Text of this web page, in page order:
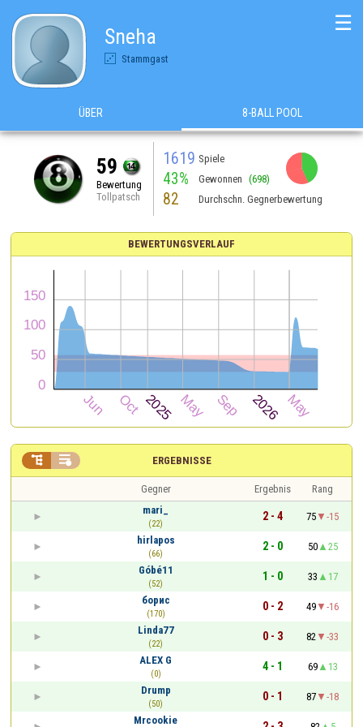
Sneha
Stammgast
☰
ÜBER 8-BALL POOL
59
Bewertung
Tollpatsch
1619 Spiele
43% Gewonnen (698)
82 Durchschn. Gegnerbewertung
BEWERTUNGSVERLAUF
ERGEBNISSE
 
Gegner Ergebnis
Rang
mari_
(22)
2 - 4 75
-15
hirlapos
(66)
2 - 0 50
25
Góbé11
(52)
1 - 0 33
17
борис
(170)
0 - 2 49
-16
Linda77
(22)
0 - 3 82
-33
ALEX G
(0)
4 - 1 69
13
Drump
(50)
0 - 1 87
-18
Mrcookie